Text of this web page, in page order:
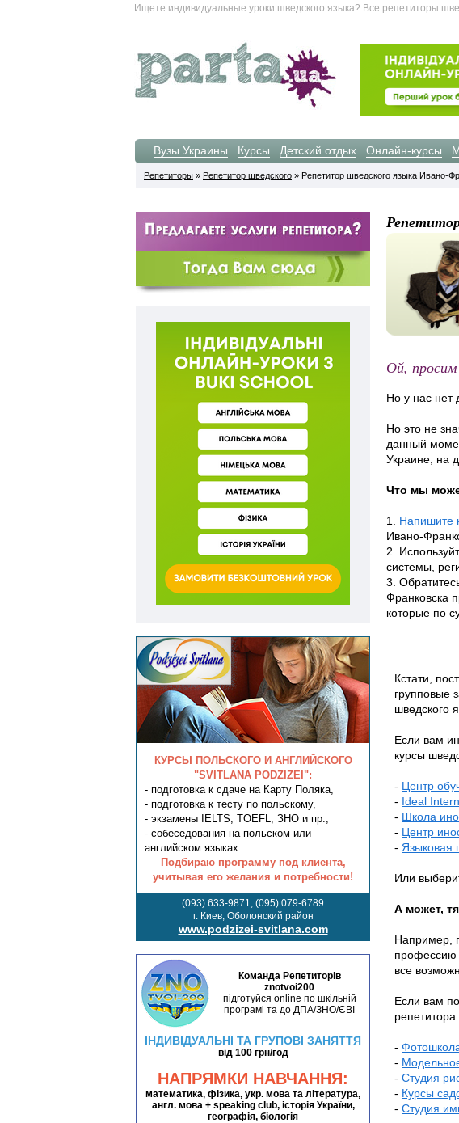
Ищете индивидуальные уроки шведского языка? Все репетиторы
Вузы Украины Курсы Детский отдых Онлайн-курсы
Репетиторы » Репетитор шведского » Репетитор шведского языка Ивано-
Ой,
Но у нас нет
Но это не
данный
Украине, на
Что мы
1. Напишите
Ивано-
2.
системы,
3.
Франковска
которые по
Кстати,
групповые
шведского
Если вам
курсы
- Центр
- Ideal
- Школа
- Центр
- Языковая
Или
А может,
Например,
профессию
все
Если вам
-
-
- Студия
- Курсы
- Студия
КУРСЫ ПОЛЬСКОГО И АНГЛИЙСКОГО
"SVITLANA PODZIZEI":
- подготовка к сдаче на Карту Поляка,
- подготовка к тесту по польскому,
- экзамены IELTS, TOEFL, ЗНО и пр.,
- собеседования на польском или
английском языках.
Подбираю программу под клиента,
учитывая его желания и потребности!
(093) 633-9871, (095) 079-6789
г. Киев, Оболонский район
www.podzizei-svitlana.com
Команда Репетиторів
znotvoi200
підготуйся online по шкільній
програмі та до ДПА/ЗНО/ЄВІ
ІНДИВІДУАЛЬНІ ТА ГРУПОВІ ЗАНЯТТЯ
від 100 грн/год
НАПРЯМКИ НАВЧАННЯ:
математика, фізика, укр. мова та література,
англ. мова + speaking club, історія України,
географія, біологія